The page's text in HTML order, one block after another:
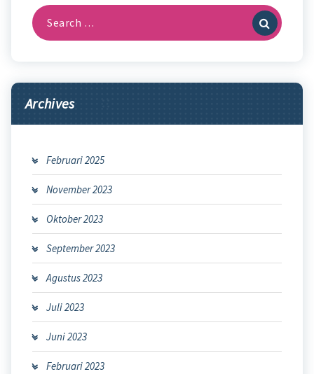
Search
for:
Archives
Februari 2025
November 2023
Oktober 2023
September 2023
Agustus 2023
Juli 2023
Juni 2023
Februari 2023